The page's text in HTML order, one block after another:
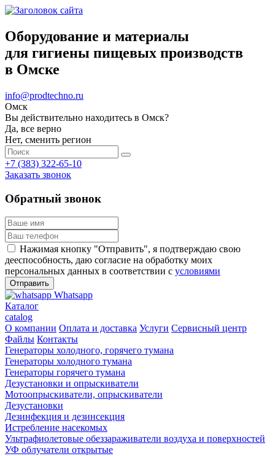
Оборудование и материалы
для гигиены пищевых производств
в Омске
info@prodtechno.ru
Омск
Вы действительно находитесь в Омск?
Да, все верно
Нет, сменить регион
+7 (383) 322-65-10
Заказать звонок
Обратный звонок
Нажимая кнопку "Отправить", я подтверждаю свою
дееспособность, даю согласие на обработку моих
персональных данных в соответствии с условиями
Whatsapp
Каталог
catalog
О компании Оплата и доставка Услуги Сервисный центр
Файлы Контакты
Генераторы холодного, горячего тумана
Генераторы холодного тумана
Генераторы горячего тумана
Дезустановки и опрыскиватели
Мотоопрыскиватели, опрыскиватели
Дезустановки
Дезинфекция и дезинсекция
Истребление насекомых
Ультрафиолетовые обеззараживатели воздуха и поверхностей
УФ облучатели открытые